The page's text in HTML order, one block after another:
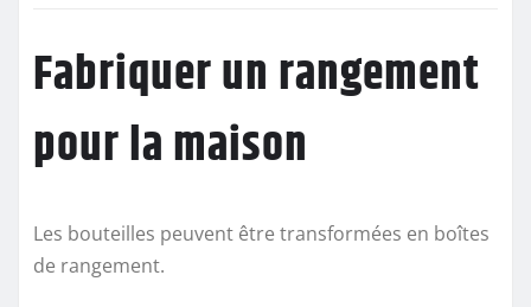
Fabriquer un rangement
pour la maison
Les bouteilles peuvent être transformées en boîtes
de rangement.